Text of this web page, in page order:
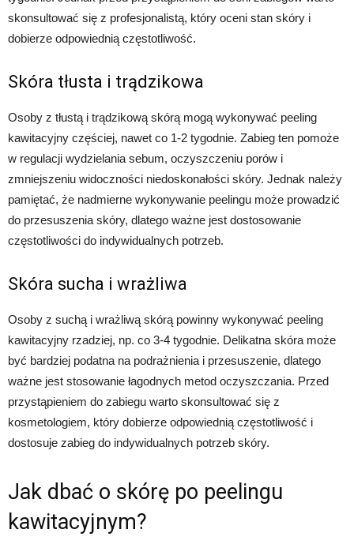
skonsultować się z profesjonalistą, który oceni stan skóry i
dobierze odpowiednią częstotliwość.
Skóra tłusta i trądzikowa
Osoby z tłustą i trądzikową skórą mogą wykonywać peeling
kawitacyjny częściej, nawet co 1-2 tygodnie. Zabieg ten pomoże
w regulacji wydzielania sebum, oczyszczeniu porów i
zmniejszeniu widoczności niedoskonałości skóry. Jednak należy
pamiętać, że nadmierne wykonywanie peelingu może prowadzić
do przesuszenia skóry, dlatego ważne jest dostosowanie
częstotliwości do indywidualnych potrzeb.
Skóra sucha i wrażliwa
Osoby z suchą i wrażliwą skórą powinny wykonywać peeling
kawitacyjny rzadziej, np. co 3-4 tygodnie. Delikatna skóra może
być bardziej podatna na podrażnienia i przesuszenie, dlatego
ważne jest stosowanie łagodnych metod oczyszczania. Przed
przystąpieniem do zabiegu warto skonsultować się z
kosmetologiem, który dobierze odpowiednią częstotliwość i
dostosuje zabieg do indywidualnych potrzeb skóry.
Jak dbać o skórę po peelingu
kawitacyjnym?